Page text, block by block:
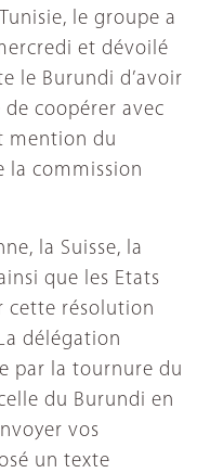
le groupe a
et dévoilé
le Burundi d’avoir
coopérer avec
mention du
la commission
la Suisse, la
que les Etats
cette résolution
délégation
par la tournure du
du Burundi en
vos
un texte